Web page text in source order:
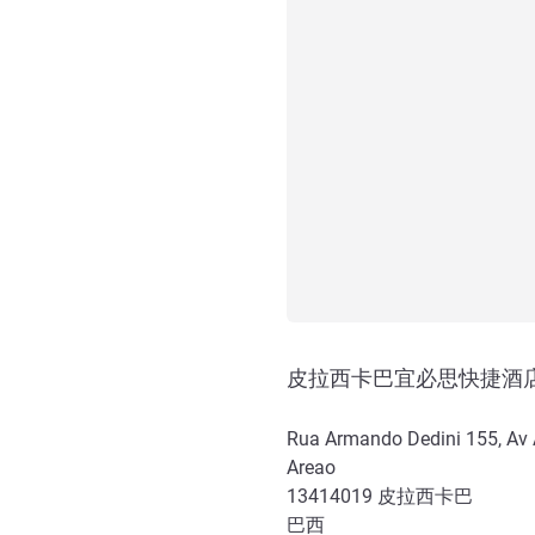
皮拉西卡巴宜必思快捷酒
Rua Armando Dedini 155,
Areao
13414019 皮拉西卡巴
巴西